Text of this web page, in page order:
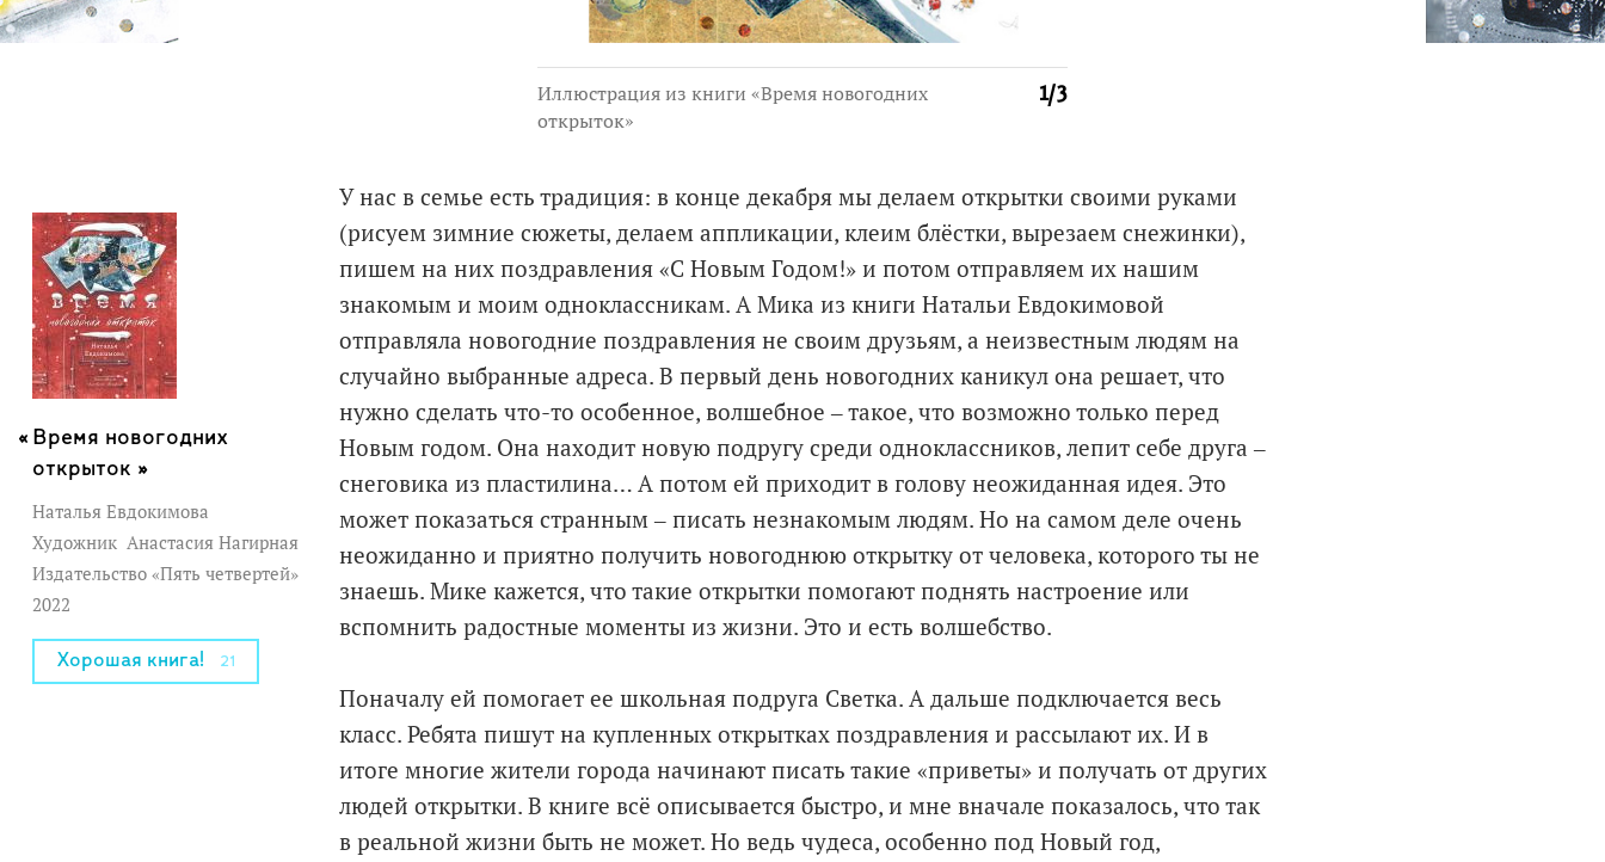
1/3
Иллюстрация из книги «Время новогодних
открыток»
Время новогодних
открыток »
Наталья Евдокимова
Художник Анастасия Нагирная
Издательство «Пять четвертей»
2022
Хорошая книга! 21
У нас в семье есть традиция: в конце декабря мы делаем открытки своими руками
(рисуем зимние сюжеты, делаем аппликации, клеим блёстки, вырезаем снежинки),
пишем на них поздравления «С Новым Годом!» и потом отправляем их нашим
знакомым и моим одноклассникам. А Мика из книги Натальи Евдокимовой
отправляла новогодние поздравления не своим друзьям, а неизвестным людям на
случайно выбранные адреса. В первый день новогодних каникул она решает, что
нужно сделать что-то особенное, волшебное ‒ такое, что возможно только перед
Новым годом. Она находит новую подругу среди одноклассников, лепит себе друга ‒
снеговика из пластилина… А потом ей приходит в голову неожиданная идея. Это
может показаться странным ‒ писать незнакомым людям. Но на самом деле очень
неожиданно и приятно получить новогоднюю открытку от человека, которого ты не
знаешь. Мике кажется, что такие открытки помогают поднять настроение или
вспомнить радостные моменты из жизни. Это и есть волшебство.
Поначалу ей помогает ее школьная подруга Светка. А дальше подключается весь
класс. Ребята пишут на купленных открытках поздравления и рассылают их. И в
итоге многие жители города начинают писать такие «приветы» и получать от других
людей открытки. В книге всё описывается быстро, и мне вначале показалось, что так
в реальной жизни быть не может. Но ведь чудеса, особенно под Новый год,